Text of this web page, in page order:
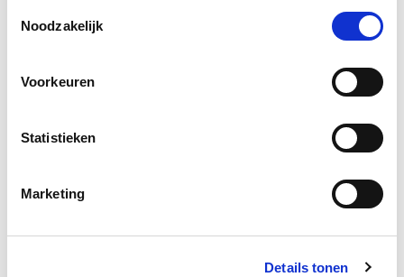
Noodzakelijk
Voorkeuren
Statistieken
Marketing
Details tonen